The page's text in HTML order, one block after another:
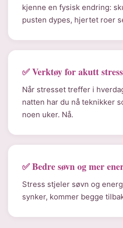
kjenne en fysisk endring:
pusten dypes, hjertet roer
✅ Verktøy for akutt stress
Når stresset treffer i
natten har du nå teknikker
noen uker. Nå.
✅ Bedre søvn og mer
Stress stjeler søvn og
synker, kommer begge